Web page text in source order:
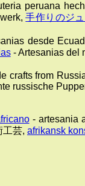
peruana
手作りのジ
desde
- Artesanias del
crafts from
russische
- artesania
工芸, afrikansk